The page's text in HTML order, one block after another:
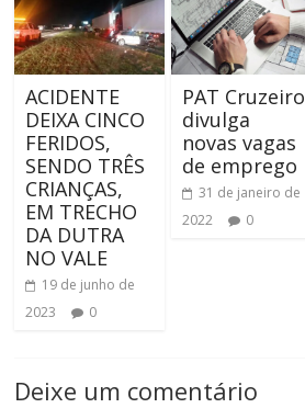
ACIDENTE
DEIXA CINCO
FERIDOS,
SENDO TRÊS
CRIANÇAS,
EM TRECHO
DA DUTRA
NO VALE
19 de junho de
2023
0
PAT Cruzeiro
divulga
novas vagas
de emprego
31 de janeiro de
2022
0
Deixe um comentário